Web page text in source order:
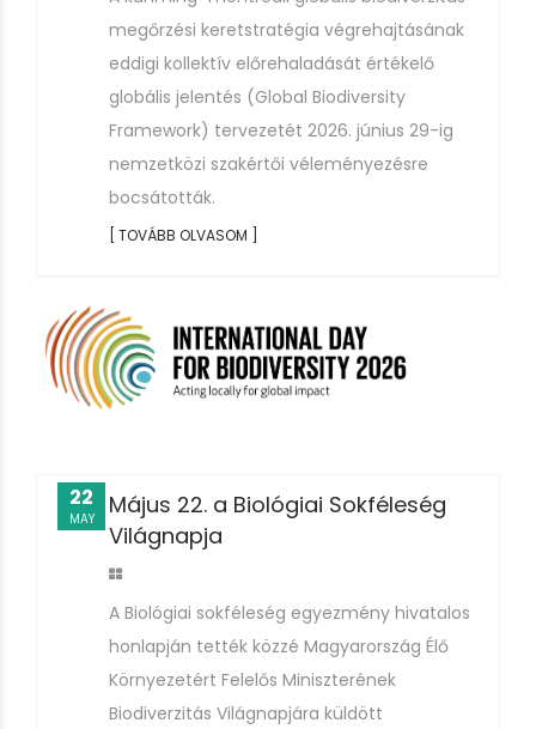
megőrzési keretstratégia végrehajtásának
eddigi kollektív előrehaladását értékelő
globális jelentés (Global Biodiversity
Framework) tervezetét 2026. június 29-ig
nemzetközi szakértői véleményezésre
bocsátották.
[ TOVÁBB OLVASOM ]
Május 22. a Biológiai Sokféleség
Világnapja
A Biológiai sokféleség egyezmény hivatalos
honlapján tették közzé Magyarország Élő
Környezetért Felelős Miniszterének
Biodiverzitás Világnapjára küldött
22
MAY